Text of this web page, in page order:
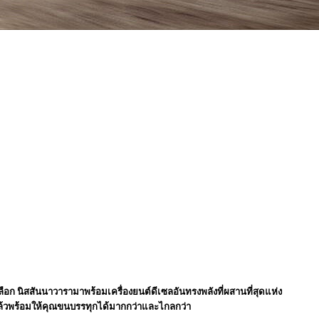
ก นิสสันนาวารามาพร้อมเครื่องยนต์ดีเซลอันทรงพลังที่ผสานที่สุดแห่ง
วพร้อมให้คุณขนบรรทุกได้มากกว่าและไกลกว่า